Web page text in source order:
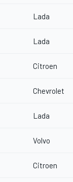
Lada
Lada
Citroen
Chevrolet
Lada
Volvo
Citroen